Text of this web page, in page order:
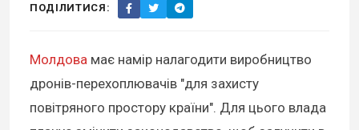
ПОДІЛИТИСЯ:
Молдова має намір налагодити виробництво
дронів-перехоплювачів "для захисту
повітряного простору країни". Для цього влада